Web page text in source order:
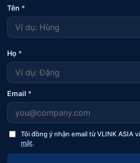
Tên *
Họ *
Email *
Tôi đồng ý nhận email từ VLINK ASIA
mật.